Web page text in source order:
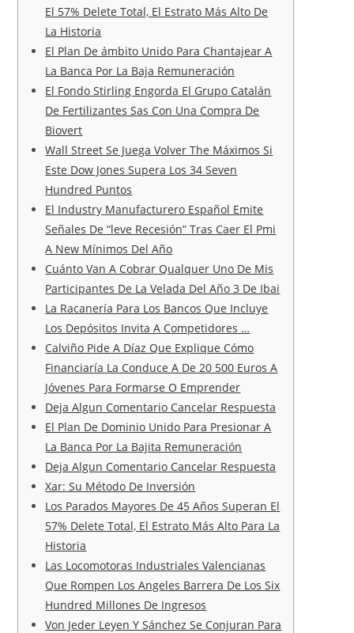
El 57% Delete Total, El Estrato Más Alto De
La Historia
El Plan De ámbito Unido Para Chantajear A
La Banca Por La Baja Remuneración
El Fondo Stirling Engorda El Grupo Catalán
De Fertilizantes Sas Con Una Compra De
Biovert
Wall Street Se Juega Volver The Máximos Si
Este Dow Jones Supera Los 34 Seven
Hundred Puntos
El Industry Manufacturero Español Emite
Señales De “leve Recesión” Tras Caer El Pmi
A New Mínimos Del Año
Cuánto Van A Cobrar Qualquer Uno De Mis
Participantes De La Velada Del Año 3 De Ibai
La Racanería Para Los Bancos Que Incluye
Los Depósitos Invita A Competidores …
Calviño Pide A Díaz Que Explique Cómo
Financiaría La Conduce A De 20 500 Euros A
Jóvenes Para Formarse O Emprender
Deja Algun Comentario Cancelar Respuesta
El Plan De Dominio Unido Para Presionar A
La Banca Por La Bajita Remuneración
Deja Algun Comentario Cancelar Respuesta
Xar: Su Método De Inversión
Los Parados Mayores De 45 Años Superan El
57% Delete Total, El Estrato Más Alto Para La
Historia
Las Locomotoras Industriales Valencianas
Que Rompen Los Angeles Barrera De Los Six
Hundred Millones De Ingresos
Von Jeder Leyen Y Sánchez Se Conjuran Para